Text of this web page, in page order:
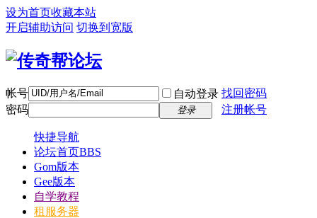
设为首页收藏本站
开启辅助访问 切换到宽版
帐号 自动登录 找回密码
密码
登录 注册帐号
快捷导航
论坛首页BBS
Gom版本
Gee版本
自学教程
租服务器